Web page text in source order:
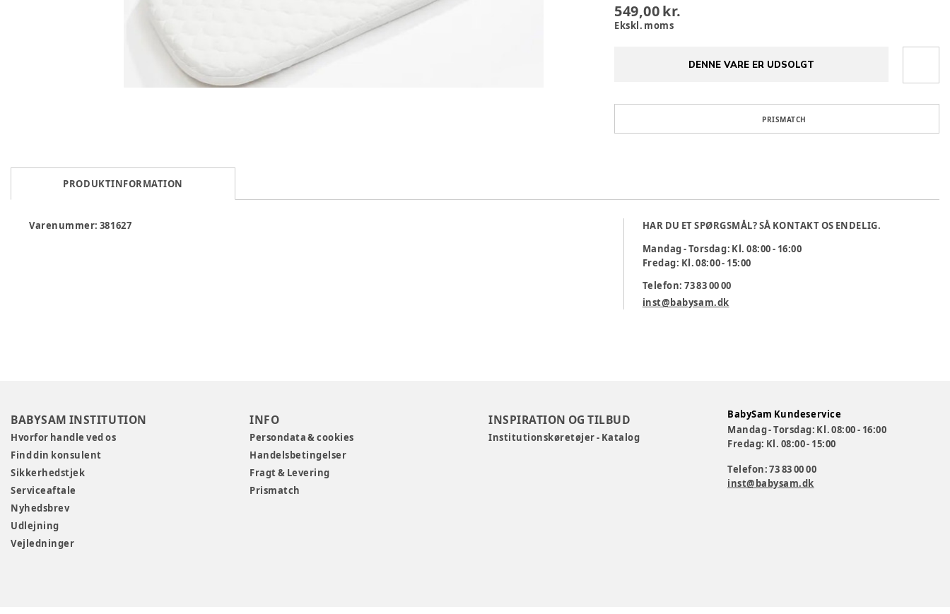
549,00 kr.
Ekskl. moms
DENNE VARE ER UDSOLGT
PRISMATCH
PRODUKTINFORMATION
Varenummer: 381627
HAR DU ET SPØRGSMÅL? SÅ KONTAKT OS ENDELIG.
Mandag - Torsdag: Kl. 08:00 - 16:00
Fredag: Kl. 08:00 - 15:00
Telefon: 73 83 00 00
inst@babysam.dk
BABYSAM INSTITUTION
Hvorfor handle ved os
Find din konsulent
Sikkerhedstjek
Serviceaftale
Nyhedsbrev
Udlejning
Vejledninger
INFO
Persondata & cookies
Handelsbetingelser
Fragt & Levering
Prismatch
INSPIRATION OG TILBUD
Institutionskøretøjer - Katalog
BabySam Kundeservice
Mandag - Torsdag: Kl. 08:00 - 16:00
Fredag: Kl. 08:00 - 15:00
Telefon: 73 83 00 00
inst@babysam.dk